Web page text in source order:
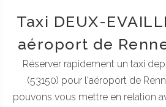
Taxi DEUX-
aéroport de
Réserver rapidement un taxi
(53150) pour l'aéroport de
pouvons vous mettre en relation